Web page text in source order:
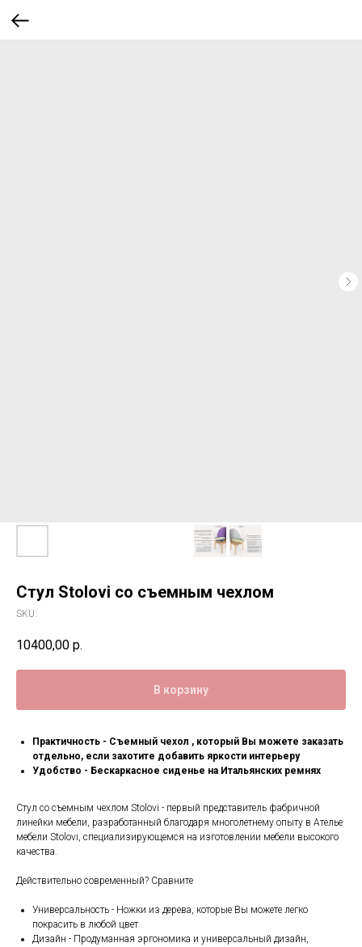
Стул Stolovi со съемным чехлом
SKU:
10400,00 р.
В корзину
Практичность - Съемный чехол , который Вы можете заказать
отдельно, если захотите добавить яркости интерьеру
Удобство - Бескаркасное сиденье на Итальянских ремнях
Стул со съемным чехлом Stolovi - первый представитель фабричной
линейки мебели, разработанный благодаря многолетнему опыту в Ателье
мебели Stolovi, специализирующемся на изготовлении мебели высокого
качества.
Действительно современный? Сравните
Универсальность - Ножки из дерева, которые Вы можете легко
покрасить в любой цвет
Дизайн - Продуманная эргономика и универсальный дизайн,